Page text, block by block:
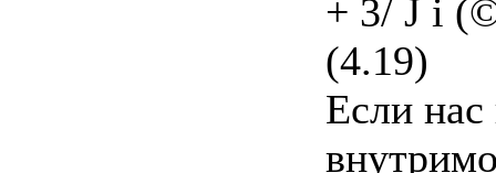
+ 3/ J i
(4.19)
Если нас